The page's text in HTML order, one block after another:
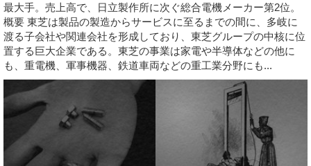
最大手。売上高で、日立製作所に次ぐ総合電機メーカー第2位。
概要 東芝は製品の製造からサービスに至るまでの間に、多岐に
渡る子会社や関連会社を形成しており、東芝グループの中核に位
置する巨大企業である。東芝の事業は家電や半導体などの他に
も、重電機、軍事機器、鉄道車両などの重工業分野にも...